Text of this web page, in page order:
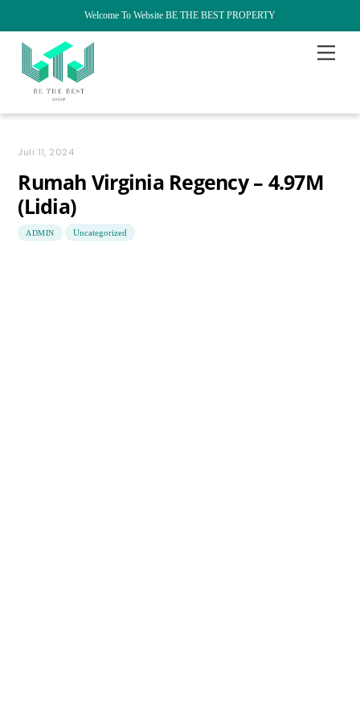
Welcome To Website BE THE BEST PROPERTY
content
Menu
Juli 11, 2024
Rumah Virginia Regency – 4.97M
(Lidia)
ADMIN Uncategorized